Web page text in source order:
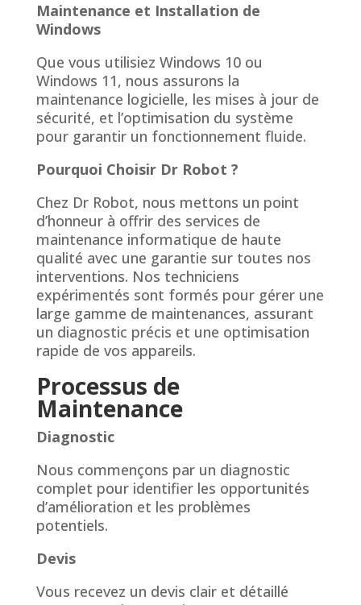
Maintenance et Installation de
Windows
Que vous utilisiez Windows 10 ou
Windows 11, nous assurons la
maintenance logicielle, les mises à jour de
sécurité, et l’optimisation du système
pour garantir un fonctionnement fluide.
Pourquoi Choisir Dr Robot ?
Chez Dr Robot, nous mettons un point
d’honneur à offrir des services de
maintenance informatique de haute
qualité avec une garantie sur toutes nos
interventions. Nos techniciens
expérimentés sont formés pour gérer une
large gamme de maintenances, assurant
un diagnostic précis et une optimisation
rapide de vos appareils.
Processus de
Maintenance
Diagnostic
Nous commençons par un diagnostic
complet pour identifier les opportunités
d’amélioration et les problèmes
potentiels.
Devis
Vous recevez un devis clair et détaillé